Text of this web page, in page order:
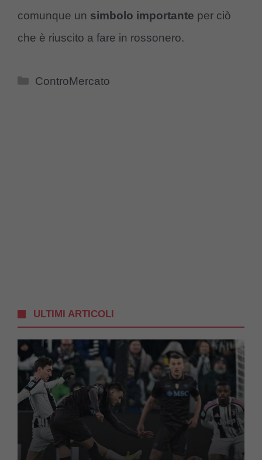
comunque un simbolo importante per ciò
che è riuscito a fare in rossonero.
Categorie
ControMercato
ULTIMI ARTICOLI